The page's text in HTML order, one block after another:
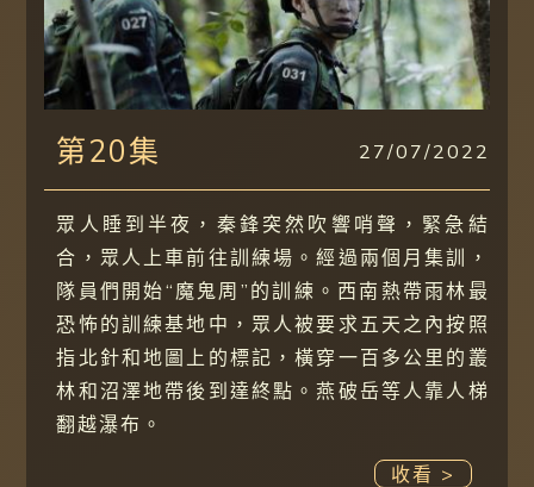
第20集 27/07/2022
眾人睡到半夜，秦鋒突然吹響哨聲，緊急結
合，眾人上車前往訓練場。經過兩個月集訓，
隊員們開始“魔鬼周”的訓練。西南熱帶雨林最
恐怖的訓練基地中，眾人被要求五天之內按照
指北針和地圖上的標記，橫穿一百多公里的叢
林和沼澤地帶後到達終點。燕破岳等人靠人梯
翻越瀑布。
收看 >